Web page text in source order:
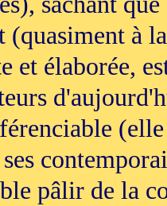
(quasiment à
et élaborée,
pâlir de la